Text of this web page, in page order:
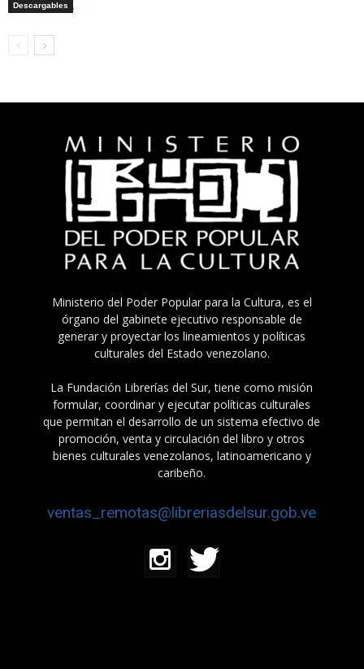
Descargables
Ministerio del Poder Popular para la Cultura, es el
órgano del gabinete ejecutivo responsable de
generar y proyectar los lineamientos y políticas
culturales del Estado venezolano.
La Fundación Librerías del Sur, tiene como misión
formular, coordinar y ejecutar políticas culturales
que permitan el desarrollo de un sistema efectivo de
promoción, venta y circulación del libro y otros
bienes culturales venezolanos, latinoamericano y
caribeño.
ventas_remotas@libreriasdelsur.gob.ve